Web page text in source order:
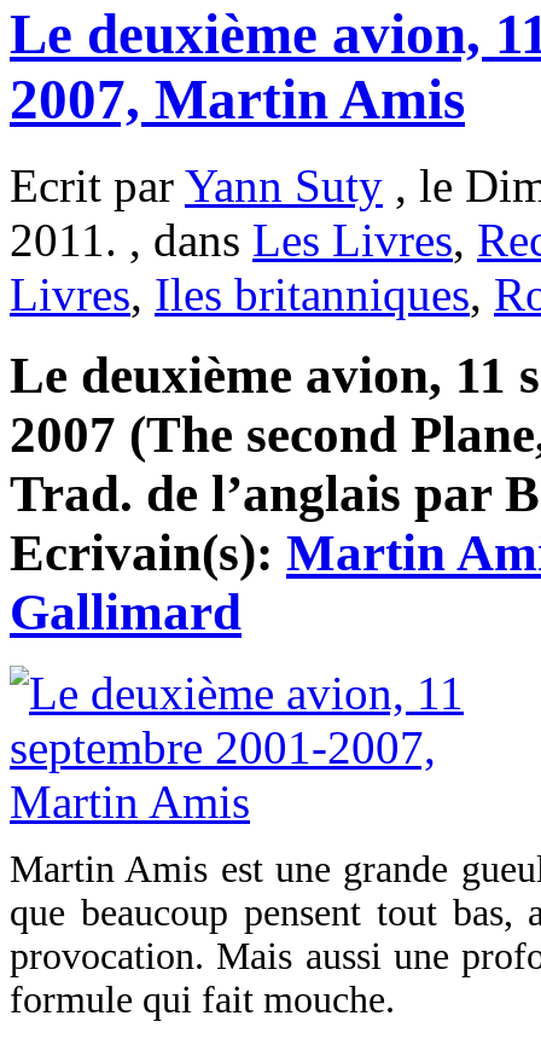
Le deuxième avion,
2007, Martin Amis
Ecrit par Yann Suty , le
2011. , dans Les Livres,
Livres, Iles britanniques,
Le deuxième avion, 11
2007 (The second
Trad. de l’anglais par
Ecrivain(s): Martin
Gallimard
Martin Amis est une grande
que beaucoup pensent tout
provocation. Mais aussi une
formule qui fait mouche.